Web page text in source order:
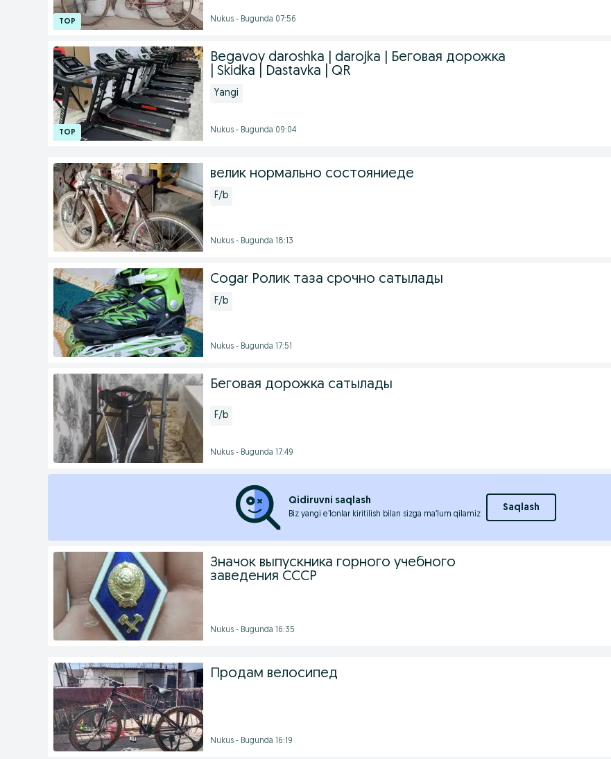
Nukus - Bugunda 07:56
Begavoy daroshka | darojka | Беговая дорожка
| Skidka | Dastavka | QR
Yangi
Nukus - Bugunda 09:04
велик нормально состояниеде
F/b
Nukus - Bugunda 18:13
Cogar Ролик таза срочно сатылады
F/b
Nukus - Bugunda 17:51
Беговая дорожка сатылады
F/b
Nukus - Bugunda 17:49
Qidiruvni saqlash
Biz yangi e’lonlar kiritilish bilan sizga ma’lum qilamiz
Saqlash
Значок выпускника горного учебного
заведения СССР
Nukus - Bugunda 16:35
Продам велосипед
Nukus - Bugunda 16:19